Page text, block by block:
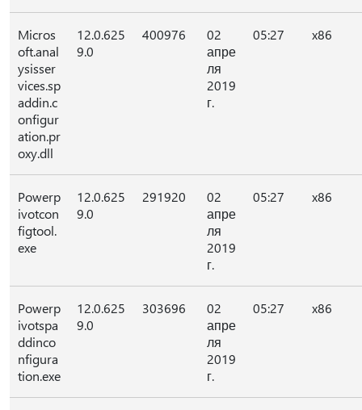
Micros
oft.anal
ysisser
vices.sp
addin.c
onfigur
ation.pr
oxy.dll
12.0.625
9.0
400976
02
апре
ля
2019
г.
05:27 x86
Powerp
ivotcon
figtool.
exe
12.0.625
9.0
291920
02
апре
ля
2019
г.
05:27 x86
Powerp
ivotspa
ddinco
nfigura
tion.exe
12.0.625
9.0
303696
02
апре
ля
2019
г.
05:27 x86